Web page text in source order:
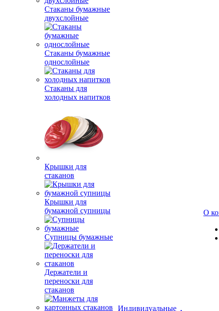
Стаканы бумажные
двухслойные
Стаканы бумажные
однослойные
Стаканы для
холодных напитков
Крышки для
стаканов
Крышки для
бумажной супницы
Супницы бумажные
Держатели и
переноски для
стаканов
Индивидуальные
О